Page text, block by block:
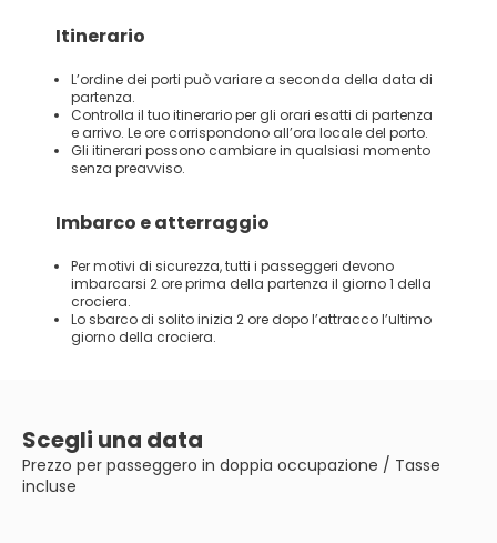
Itinerario
L’ordine dei porti può variare a seconda della data di
partenza.
Controlla il tuo itinerario per gli orari esatti di partenza
e arrivo. Le ore corrispondono all’ora locale del porto.
Gli itinerari possono cambiare in qualsiasi momento
senza preavviso.
Imbarco e atterraggio
Per motivi di sicurezza, tutti i passeggeri devono
imbarcarsi 2 ore prima della partenza il giorno 1 della
crociera.
Lo sbarco di solito inizia 2 ore dopo l’attracco l’ultimo
giorno della crociera.
Scegli una data
Prezzo per passeggero in doppia occupazione / Tasse
incluse